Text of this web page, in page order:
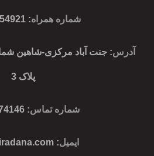
شماره همراه:
آدرس: جنت آباد مرکزی-شاهین
پلاک 3
شماره تماس: 02144274146
ایمیل: